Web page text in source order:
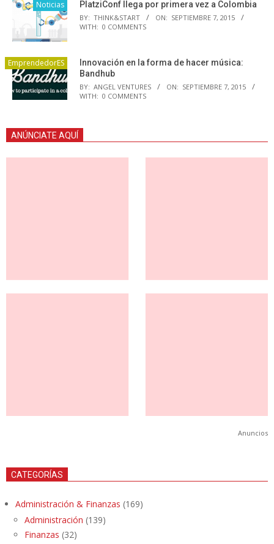
Noticias PlatziConf llega por primera vez a Colombia
BY: THINK&START ON: SEPTIEMBRE 7, 2015
WITH: 0 COMMENTS
EmprendedorES
Innovación en la forma de hacer música:
Bandhub
BY: ANGEL VENTURES ON: SEPTIEMBRE 7, 2015
WITH: 0 COMMENTS
ANÚNCIATE AQUÍ
Anuncios
CATEGORÍAS
Administración & Finanzas (169)
Administración (139)
Finanzas (32)